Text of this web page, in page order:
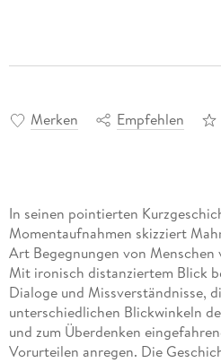
Merken Empfehlen
In seinen pointierten
Momentaufnahmen skizziert
Art Begegnungen von Menschen
Mit ironisch distanziertem Blick
Dialoge und Missverständnisse,
unterschiedlichen Blickwinkeln
und zum Überdenken
Vorurteilen anregen. Die